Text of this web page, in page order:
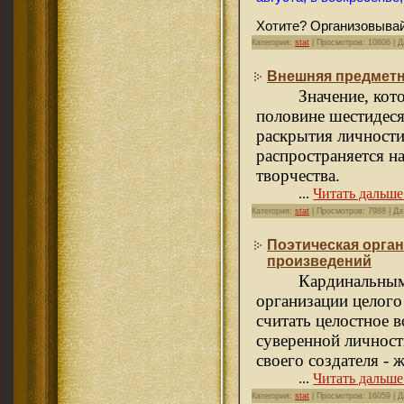
Хотите?
Категория: stat | Просмотров: 10806 |
Внешняя
Значение,
половине
раскрытия
распространяется
творчества.
...Читать
Категория: stat | Просмотров: 7988 |
Поэтическая
произведений
организации
считать целостное
суверенной
своего создателя -
...Читать
Категория: stat | Просмотров: 16059 |